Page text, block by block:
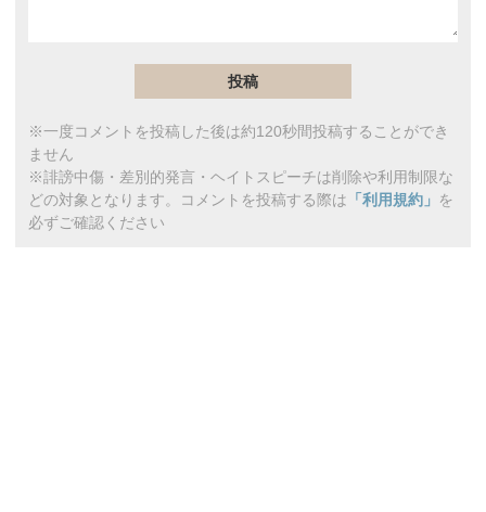
※一度コメントを投稿した後は約120秒間投稿することができ
ません
※誹謗中傷・差別的発言・ヘイトスピーチは削除や利用制限な
どの対象となります。コメントを投稿する際は 「利用規約」 を
必ずご確認ください